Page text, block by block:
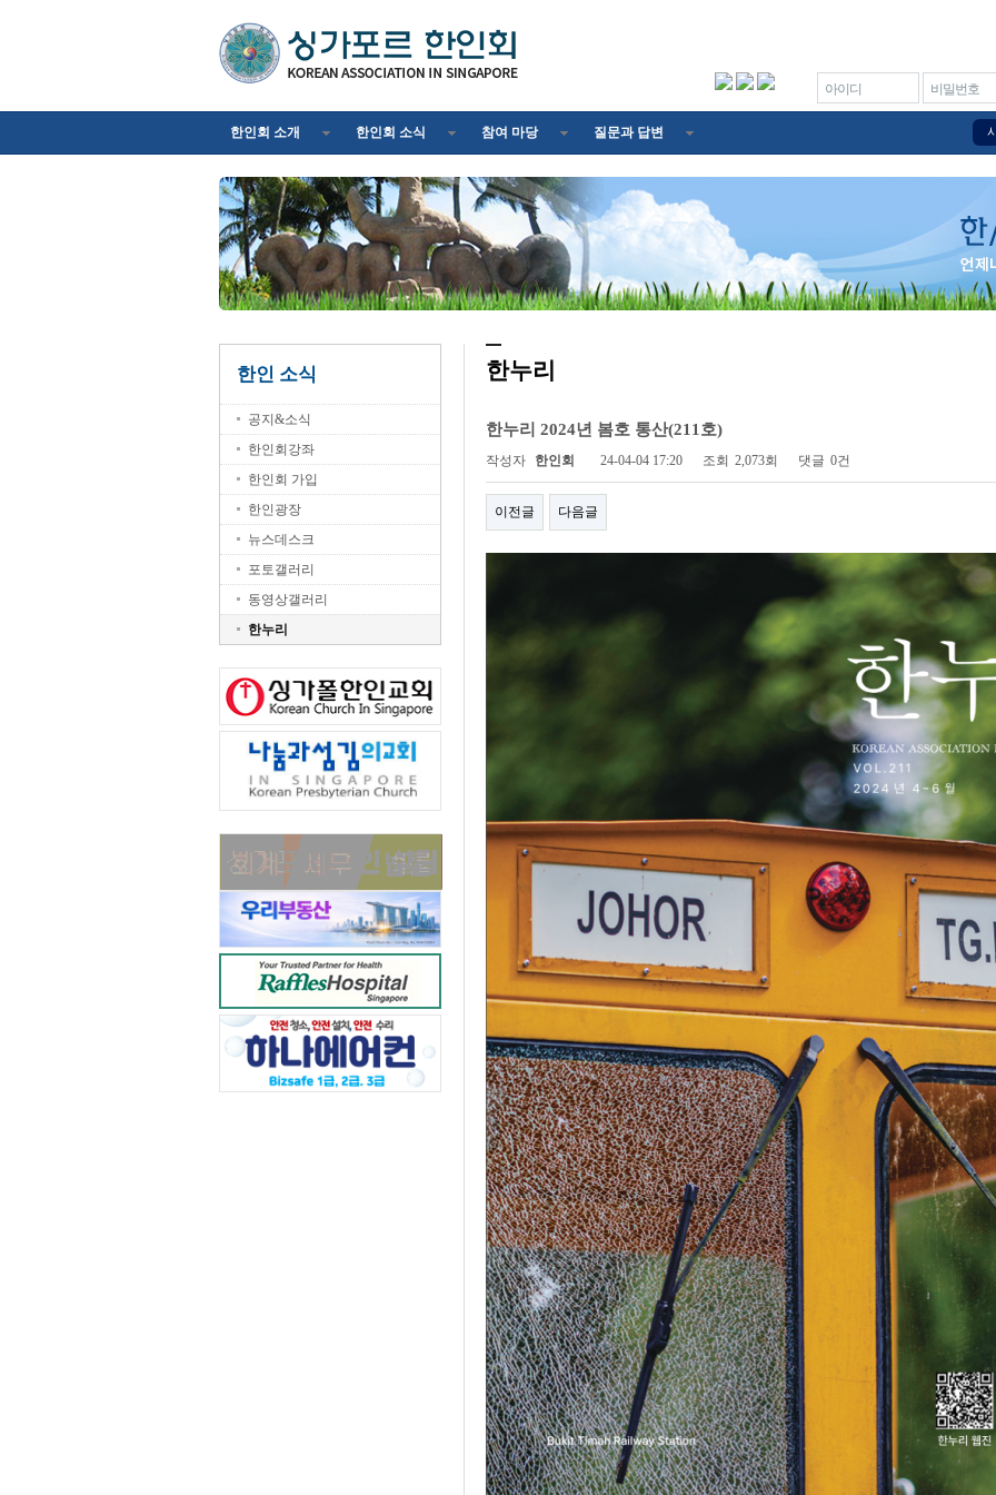
아이디 비밀번호
한인회 소개 한인회 소식 참여 마당 질문과 답변
한인 소식
공지&소식
한인회강좌
한인회 가입
한인광장
뉴스데스크
포토갤러리
동영상갤러리
한누리
한누리
한누리 2024년 봄호 통산(211호)
작성자 한인회 24-04-04 17:20 조회 2,073회 댓글 0건
이전글 다음글